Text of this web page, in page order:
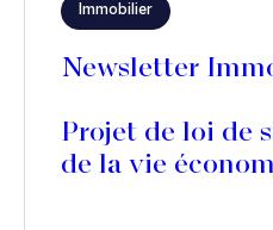
Immobilier
Newsletter
Projet de loi de
de la vie